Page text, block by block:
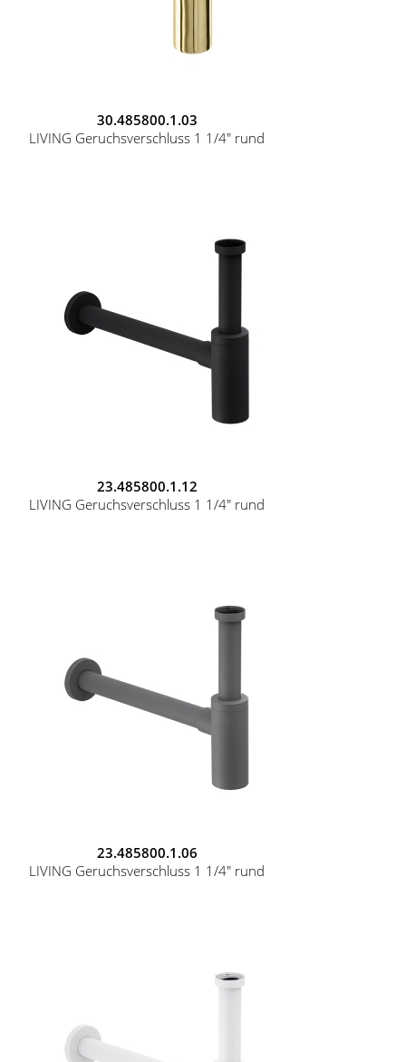
30.485800.1.03
LIVING Geruchsverschluss 1 1/4" rund
23.485800.1.12
LIVING Geruchsverschluss 1 1/4" rund
23.485800.1.06
LIVING Geruchsverschluss 1 1/4" rund